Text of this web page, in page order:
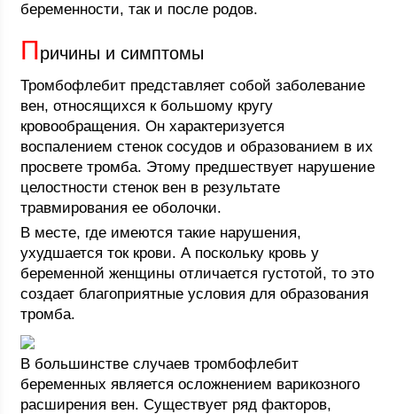
беременности, так и после родов.
Причины и симптомы
Тромбофлебит представляет собой заболевание
вен, относящихся к большому кругу
кровообращения. Он характеризуется
воспалением стенок сосудов и образованием в их
просвете тромба. Этому предшествует нарушение
целостности стенок вен в результате
травмирования ее оболочки.
В месте, где имеются такие нарушения,
ухудшается ток крови. А поскольку кровь у
беременной женщины отличается густотой, то это
создает благоприятные условия для образования
тромба.
В большинстве случаев тромбофлебит
беременных является осложнением варикозного
расширения вен. Существует ряд факторов,